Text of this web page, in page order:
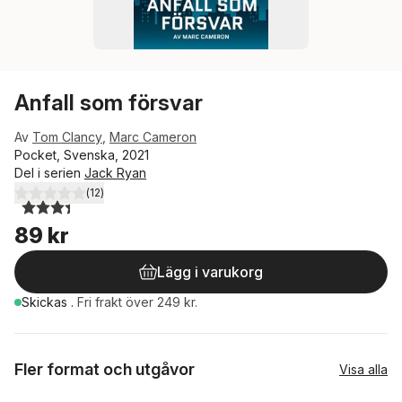
Anfall som försvar
Av Tom Clancy Marc Cameron
Pocket, Svenska, 2021
Del i serien Jack Ryan
3,4utav 5 stjärnor. Totalt antal röster:
(12)
89 kr
Lägg i varukorg
Skickas . Fri frakt över 249 kr.
Fler format och utgåvor Visa alla